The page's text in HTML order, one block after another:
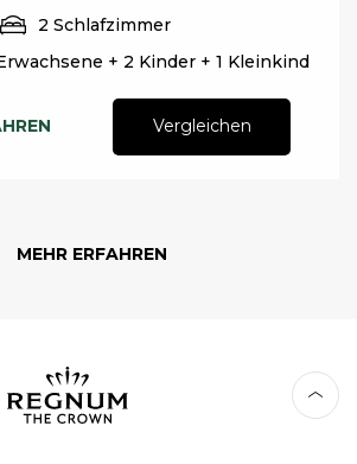
2 Schlafzimmer
+ 2 Kinder + 1 Kleinkind
Vergleichen
MEHR ERFAHREN